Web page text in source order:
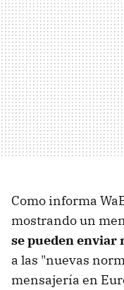
Como informa
mostrando un
se pueden enviar
a las "nuevas
mensajería en